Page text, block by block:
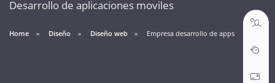
Desarrollo de aplicaciones moviles
Home Diseño Diseño web Empresa desarrollo de apps